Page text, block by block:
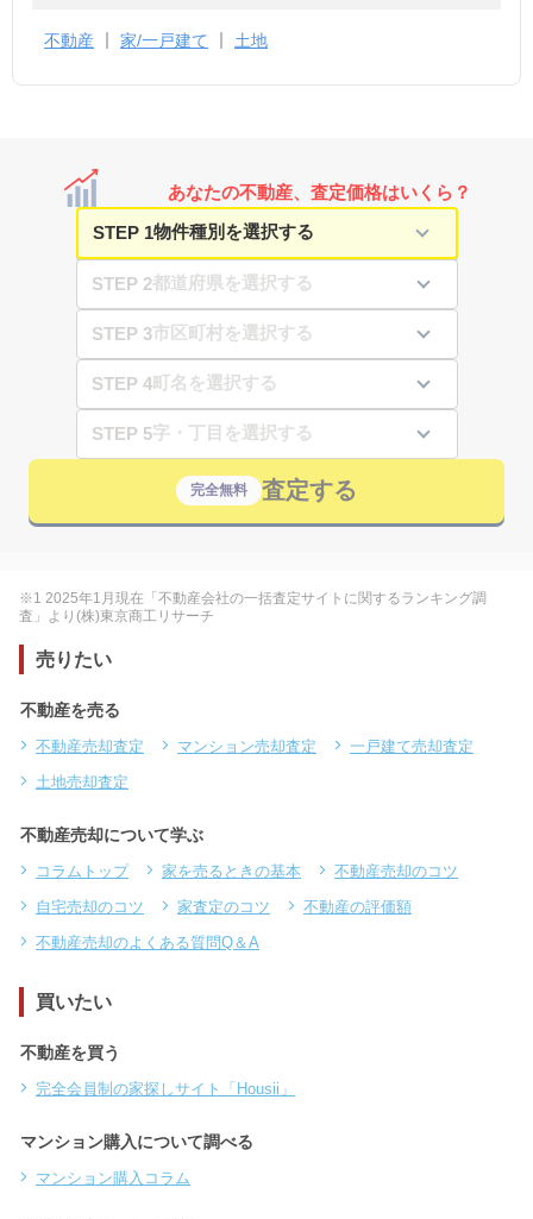
不動産 家/一戸建て 土地
あなたの不動産、査定価格はいくら？
STEP 1
STEP 2
STEP 3
STEP 4
STEP 5
完全無料 査定する
※1 2025年1月現在「不動産会社の一括査定サイトに関するランキング調
査」より(株)東京商工リサーチ
売りたい
不動産を売る
不動産売却査定 マンション売却査定
一戸建て売却査定
土地売却査定
不動産売却について学ぶ
コラムトップ 家を売るときの基本
不動産売却のコツ
自宅売却のコツ
家査定のコツ
不動産の評価額
不動産売却のよくある質問Q＆A
買いたい
不動産を買う
完全会員制の家探しサイト「Housii」
マンション購入について調べる
マンション購入コラム